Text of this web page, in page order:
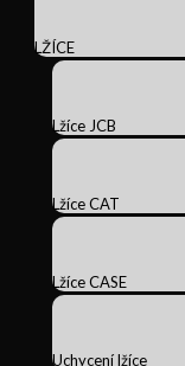
LŽÍCE
Lžíce JCB
Lžíce CAT
Lžíce CASE
Uchycení lžíce